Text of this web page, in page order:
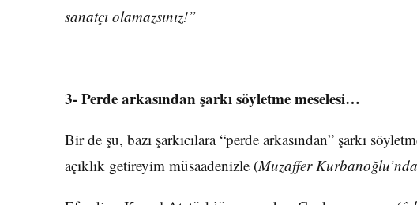
sanatçı olamazsınız!”
3- Perde arkasından şarkı söyletme meselesi…
Bir de şu, bazı şarkıcılara “perde arkasından” şarkı
açıklık getireyim müsaadenizle (Muzaffer